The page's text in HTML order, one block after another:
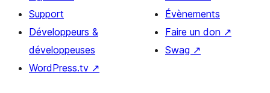
Support
Développeurs &
développeuses
WordPress.tv ↗
Évènements
Faire un don ↗
Swag ↗